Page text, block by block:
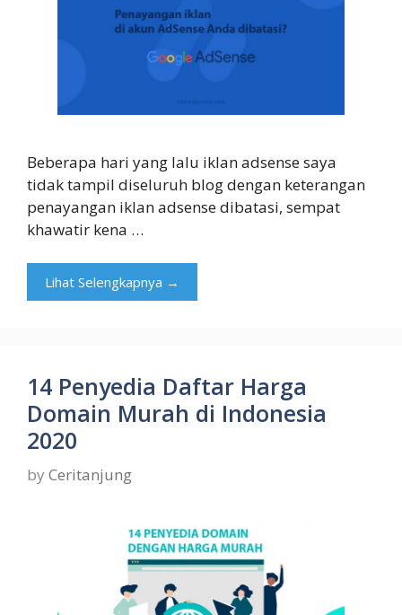
Beberapa hari yang lalu iklan adsense saya
tidak tampil diseluruh blog dengan keterangan
penayangan iklan adsense dibatasi, sempat
khawatir kena …
Lihat Selengkapnya →
14 Penyedia Daftar Harga
Domain Murah di Indonesia
2020
by Ceritanjung